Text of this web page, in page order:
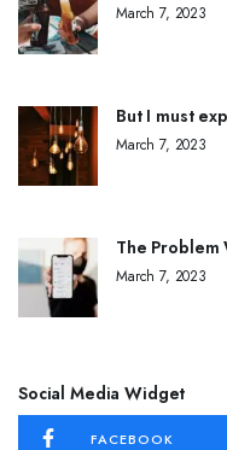
March 7, 2023
But I must
March 7, 2023
The Problem
March 7, 2023
Social Media Widget
FACEBOOK